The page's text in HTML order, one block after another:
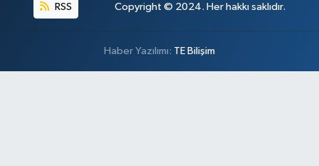
RSS Copyright © 2024. Her hakkı saklıdır.
Haber Yazılımı: TE Bilişim